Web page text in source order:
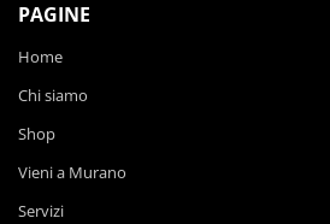
PAGINE
Home
Chi siamo
Shop
Vieni a Murano
Servizi